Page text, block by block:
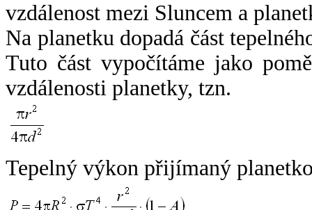
vzdálenost mezi Sluncem a
Na planetku dopadá část
Tuto část vypočítáme jako
vzdálenosti planetky, tzn.
Tepelný výkon přijímaný